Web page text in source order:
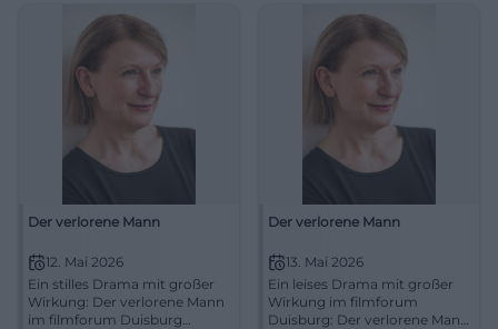
Der verlorene Mann
12. Mai 2026
Ein stilles Drama mit großer
Wirkung: Der verlorene Mann
im filmforum Duisburg
Der verlorene Mann
13. Mai 2026
Ein leises Drama mit großer
Wirkung im filmforum
Duisburg: Der verlorene Mann